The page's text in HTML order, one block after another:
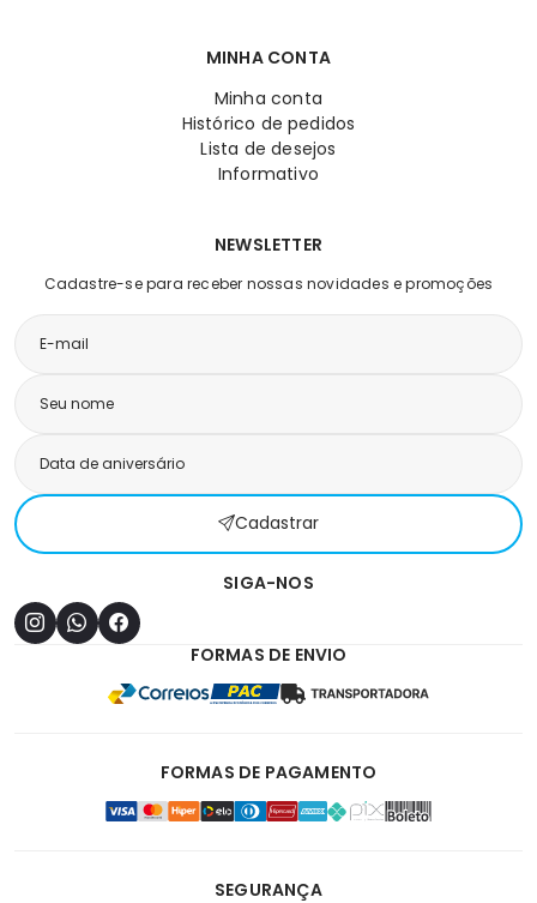
MINHA CONTA
Minha conta
Histórico de pedidos
Lista de desejos
Informativo
NEWSLETTER
Cadastre-se para receber nossas novidades e promoções
Cadastrar
SIGA-NOS
FORMAS DE ENVIO
FORMAS DE PAGAMENTO
SEGURANÇA